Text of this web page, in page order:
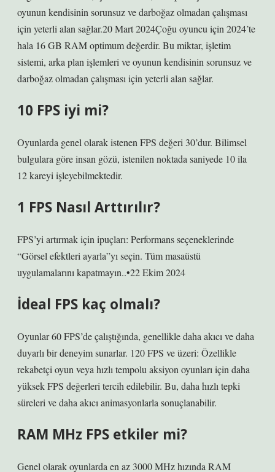
oyunun kendisinin sorunsuz ve darboğaz olmadan çalışması
için yeterli alan sağlar.20 Mart 2024Çoğu oyuncu için 2024’te
hala 16 GB RAM optimum değerdir. Bu miktar, işletim
sistemi, arka plan işlemleri ve oyunun kendisinin sorunsuz ve
darboğaz olmadan çalışması için yeterli alan sağlar.
10 FPS iyi mi?
Oyunlarda genel olarak istenen FPS değeri 30’dur. Bilimsel
bulgulara göre insan gözü, istenilen noktada saniyede 10 ila
12 kareyi işleyebilmektedir.
1 FPS Nasıl Arttırılır?
FPS’yi artırmak için ipuçları: Performans seçeneklerinde
“Görsel efektleri ayarla”yı seçin. Tüm masaüstü
uygulamalarını kapatmayın..•22 Ekim 2024
İdeal FPS kaç olmalı?
Oyunlar 60 FPS’de çalıştığında, genellikle daha akıcı ve daha
duyarlı bir deneyim sunarlar. 120 FPS ve üzeri: Özellikle
rekabetçi oyun veya hızlı tempolu aksiyon oyunları için daha
yüksek FPS değerleri tercih edilebilir. Bu, daha hızlı tepki
süreleri ve daha akıcı animasyonlarla sonuçlanabilir.
RAM MHz FPS etkiler mi?
Genel olarak oyunlarda en az 3000 MHz hızında RAM